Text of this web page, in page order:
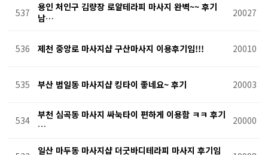
537
용인 처인구 김량장 로얄테라피 마사지 완벽~~ 후기
남…
20027
536 제천 중앙로 마사지샵 구산마사지 이용후기임!!! 20010
535 부산 범일동 마사지샵 킹타이 좋네요~ 후기 20003
534
부천 심곡동 마사지 싸눅타이 편하게 이용함 ㅋㅋ 후기
…
20000
일산 마두동 마사지샵 더굿바디테라피 마사지 후기임